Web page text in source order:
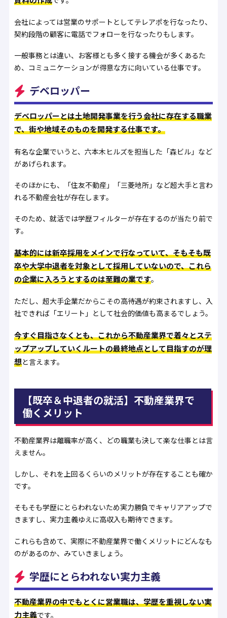
会社によっては営業のサポートとしてテレアポを行なったり、
契約段階の顧客に電話でフォローを行なったりもします。
一般事務とは違い、お客様とも多く接する機会が多くあるた
め、コミュニケーションが得意な方に向いている仕事です。
デベロッパー
デベロッパーとは土地開発事業を行う会社に存在する職業
で、街や地域そのものを開発する仕事です。
有名な企業でいうと、六本木ヒルズを担当した「森ビル」など
があげられます。
そのほかにも、「住友不動産」「三菱地所」など超大手と言わ
れる不動産会社が存在します。
そのため、就活では学歴フィルターが存在するのが当たり前で
す。
基本的には新卒採用をメインで行なっていて、そもそも既
卒や大学中退者を対象として採用していないので、これら
の企業に入ろうとするのは至難の業です。
ただし、超大手企業だからこその高待遇が約束されますし、入
社できれば「エリート」として社会的価値も高まるでしょう。
今すぐ目指さなくとも、これから不動産業界で着々とステ
ップアップしていくルートの最終地点として目指すのが理
想と言えます。
【既卒＆中退者の就活】不動産業界で
働くメリット
不動産業界は離職率が高く、どの職業も決して楽な仕事とは言
えません。
しかし、それを上回るくらいのメリットが存在することも確か
です。
そもそも学歴にとらわれないため実力勝負でキャリアアップで
きますし、実力主義ゆえに高収入も期待できます。
これらも含めて、実際に不動産業界で働くメリットにどんなも
のがあるのか、みていきましょう。
学歴にとらわれない実力主義
不動産業界の中でもとくに営業職は、学歴を重視しない実
力主義です。